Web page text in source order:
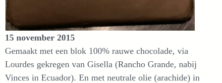
15 november 2015
Gemaakt met een blok 100% rauwe chocolade, via
Lourdes gekregen van Gisella (Rancho Grande, nabij
Vinces in Ecuador). En met neutrale olie (arachide) in